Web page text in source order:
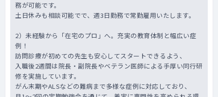
務が可能です。
土日休みも相談可能でで、週3日勤務で常勤雇用いたします。
2）未経験から「在宅のプロ」へ。充実の教育体制と幅広い症
例！
訪問診療が初めての先生も安心してスタートできるよう、
入職後2週間は院長・副院長やベテラン医師による手厚い同行研
修を実施しています。
がん末期やALSなどの難病まで多様な症例に対応しており、